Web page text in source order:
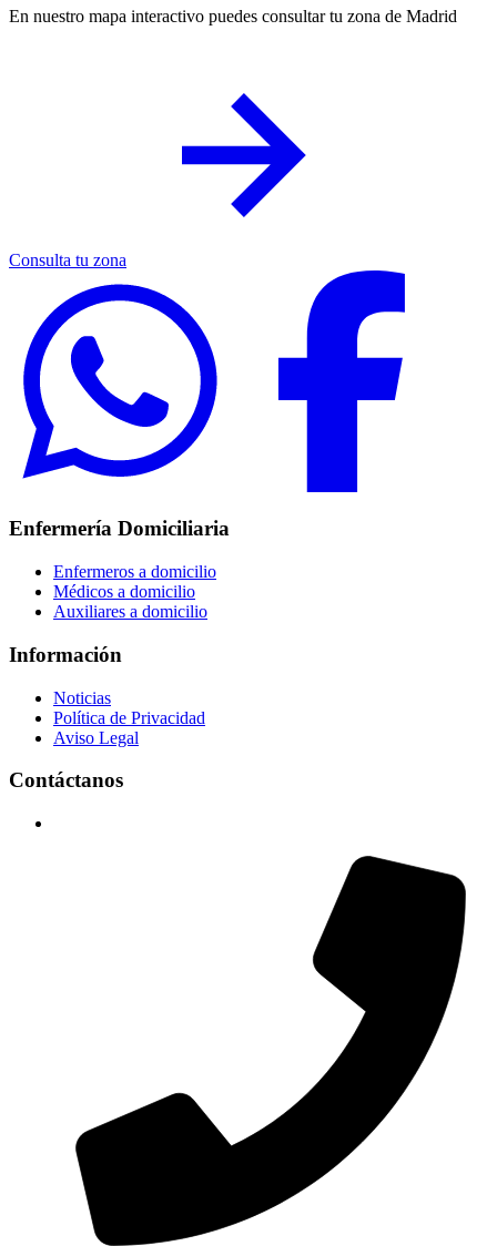
En nuestro mapa interactivo puedes consultar tu zona de Madrid
Consulta tu zona
Enfermería Domiciliaria
Enfermeros a domicilio
Médicos a domicilio
Auxiliares a domicilio
Información
Noticias
Política de Privacidad
Aviso Legal
Contáctanos